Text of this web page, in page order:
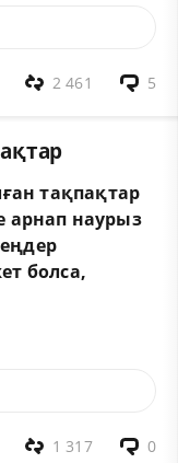
5
2 461
тақпақтар
арнап наурыз
болса,
0
1 317